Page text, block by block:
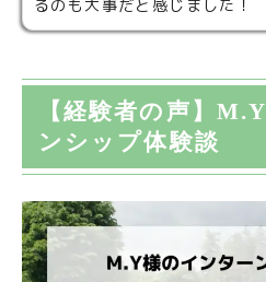
るのも大事だと感じました！
【経験者の声】
ンシップ体験談